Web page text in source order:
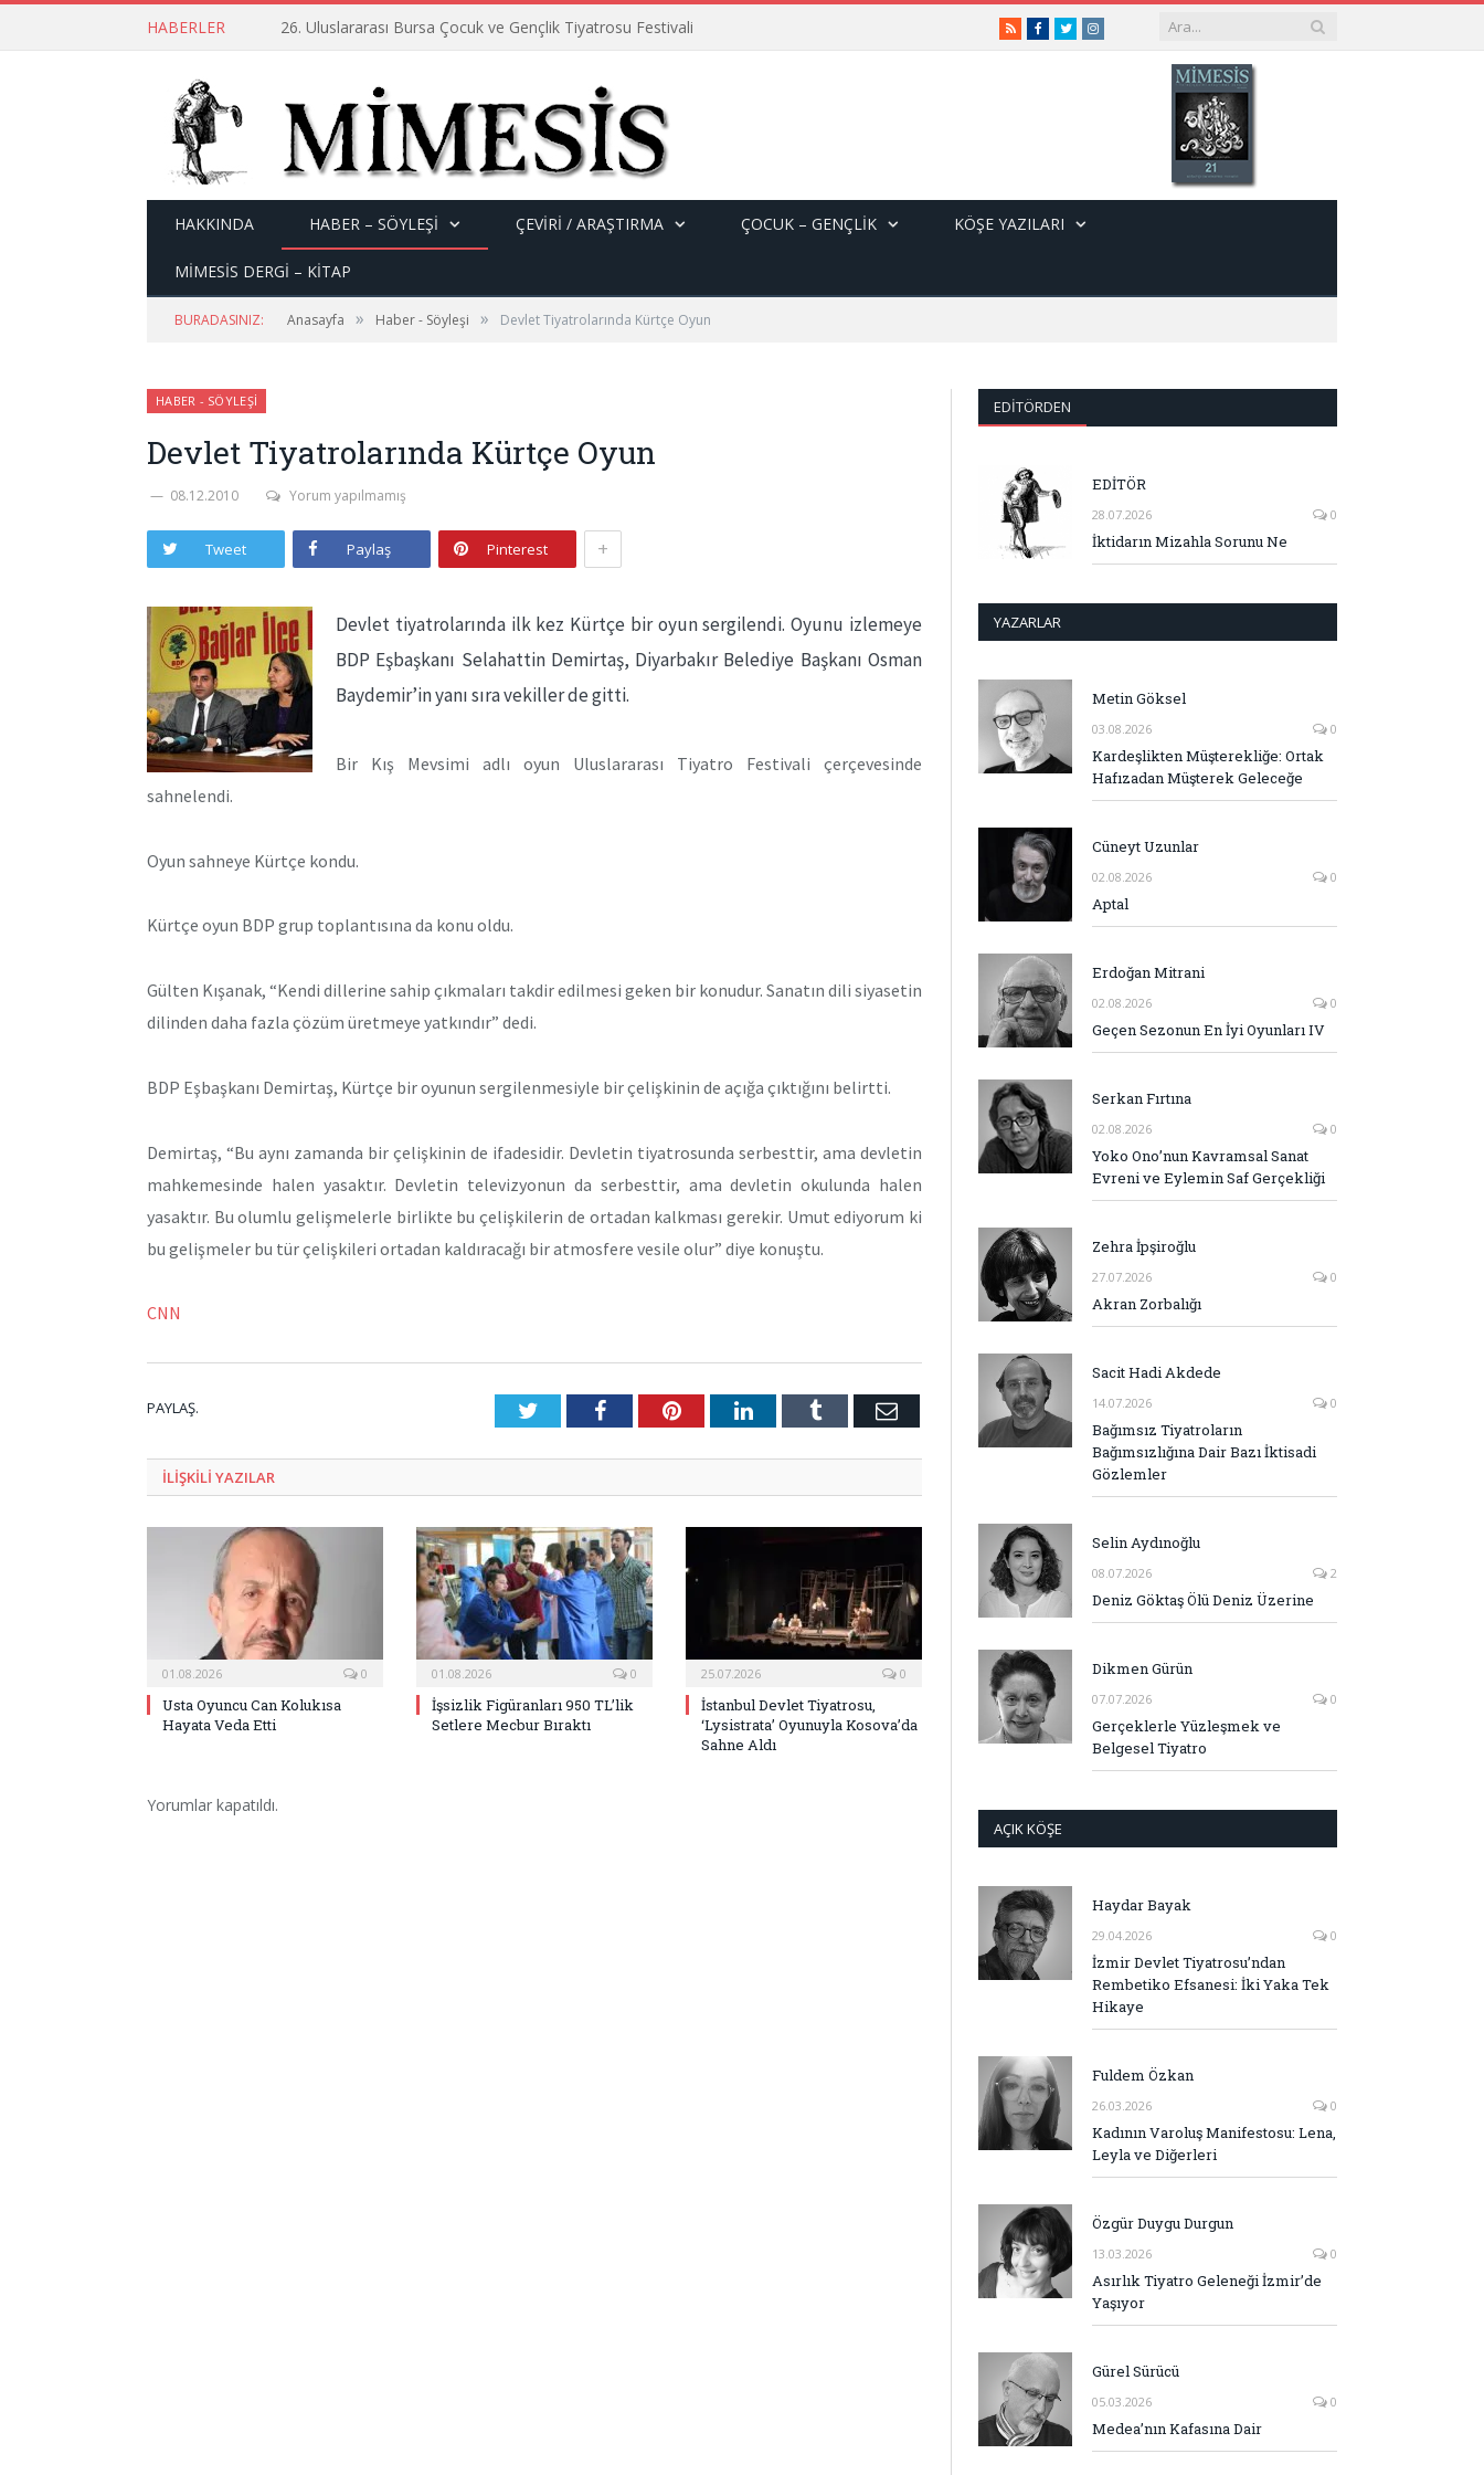
HABERLER 26. Uluslararası Bursa Çocuk ve Gençlik Tiyatrosu Festivali RSSFacebook
TwitterInstagram
HAKKINDA HABER – SÖYLEŞI ÇEVİRİ / ARAŞTIRMA ÇOCUK – GENÇLIK KÖŞE YAZILARI
MİMESİS DERGİ – KİTAP
BURADASINIZ: Anasayfa » Haber - Söyleşi » Devlet Tiyatrolarında Kürtçe Oyun
HABER - SÖYLEŞI
Devlet Tiyatrolarında Kürtçe Oyun
08.12.2010 Yorum yapılmamış
Tweet Paylaş Pinterest +
Devlet tiyatrolarında ilk kez Kürtçe bir oyun sergilendi. Oyunu izlemeye
BDP Eşbaşkanı Selahattin Demirtaş, Diyarbakır Belediye Başkanı Osman
Baydemir’in yanı sıra vekiller de gitti.
Bir Kış Mevsimi adlı oyun Uluslararası Tiyatro Festivali çerçevesinde
sahnelendi.
Oyun sahneye Kürtçe kondu.
Kürtçe oyun BDP grup toplantısına da konu oldu.
Gülten Kışanak, “Kendi dillerine sahip çıkmaları takdir edilmesi geken bir konudur. Sanatın dili siyasetin
dilinden daha fazla çözüm üretmeye yatkındır” dedi.
BDP Eşbaşkanı Demirtaş, Kürtçe bir oyunun sergilenmesiyle bir çelişkinin de açığa çıktığını belirtti.
Demirtaş, “Bu aynı zamanda bir çelişkinin de ifadesidir. Devletin tiyatrosunda serbesttir, ama devletin
mahkemesinde halen yasaktır. Devletin televizyonun da serbesttir, ama devletin okulunda halen
yasaktır. Bu olumlu gelişmelerle birlikte bu çelişkilerin de ortadan kalkması gerekir. Umut ediyorum ki
bu gelişmeler bu tür çelişkileri ortadan kaldıracağı bir atmosfere vesile olur” diye konuştu.
CNN
PAYLAŞ. TwitterFacebookPinterestLinkedInTumblr E-
ILIŞKILI YAZILAR
01.08.2026 0
Usta Oyuncu Can Kolukısa
Hayata Veda Etti
01.08.2026 0
İşsizlik Figüranları 950 TL’lik
Setlere Mecbur Bıraktı
25.07.2026 0
İstanbul Devlet Tiyatrosu,
‘Lysistrata’ Oyunuyla Kosova’da
Sahne Aldı
Yorumlar kapatıldı.
EDITÖRDEN
EDİTÖR
28.07.2026 0
İktidarın Mizahla Sorunu Ne
YAZARLAR
Metin Göksel
03.08.2026 0
Kardeşlikten Müşterekliğe: Ortak
Hafızadan Müşterek Geleceğe
Cüneyt Uzunlar
02.08.2026 0
Aptal
Erdoğan Mitrani
02.08.2026 0
Geçen Sezonun En İyi Oyunları IV
Serkan Fırtına
02.08.2026 0
Yoko Ono’nun Kavramsal Sanat
Evreni ve Eylemin Saf Gerçekliği
Zehra İpşiroğlu
27.07.2026 0
Akran Zorbalığı
Sacit Hadi Akdede
14.07.2026 0
Bağımsız Tiyatroların
Bağımsızlığına Dair Bazı İktisadi
Gözlemler
Selin Aydınoğlu
08.07.2026 2
Deniz Göktaş Ölü Deniz Üzerine
Dikmen Gürün
07.07.2026 0
Gerçeklerle Yüzleşmek ve
Belgesel Tiyatro
AÇIK KÖŞE
Haydar Bayak
29.04.2026 0
İzmir Devlet Tiyatrosu’ndan
Rembetiko Efsanesi: İki Yaka Tek
Hikaye
Fuldem Özkan
26.03.2026 0
Kadının Varoluş Manifestosu: Lena,
Leyla ve Diğerleri
Özgür Duygu Durgun
13.03.2026 0
Asırlık Tiyatro Geleneği İzmir’de
Yaşıyor
Gürel Sürücü
05.03.2026 0
Medea’nın Kafasına Dair